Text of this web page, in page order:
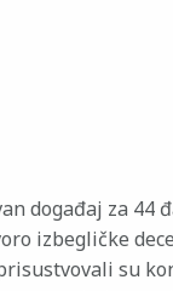
događaj za 44
izbegličke
su